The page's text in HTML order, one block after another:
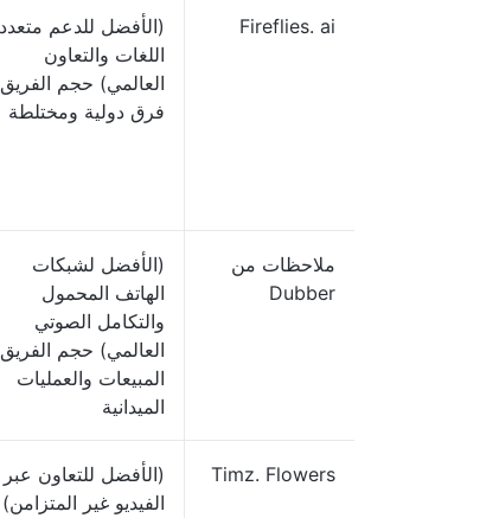
Fireflies. ai
(الأفضل للدعم متعدد
اللغات والتعاون
العالمي) حجم
فرق دولية ومختلطة
ملاحظات من
Dubber
(الأفضل لشبكات
الهاتف المحمول
والتكامل الصوتي
العالمي) حجم
المبيعات والعمليات
الميدانية
Timz. Flowers
(الأفضل للتعاون عبر
الفيديو غير المتزامن)